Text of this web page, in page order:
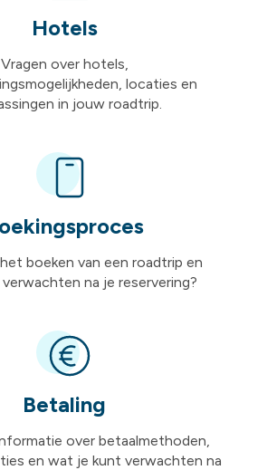
Hotels
Vragen over hotels,
locaties en
in jouw roadtrip.
boeken van een roadtrip en
na je reservering?
Betaling
over betaalmethoden,
en wat je kunt verwachten na